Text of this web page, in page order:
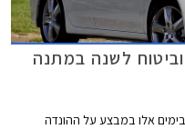
לשנה במתנה
אלו במבצע על ההונדה